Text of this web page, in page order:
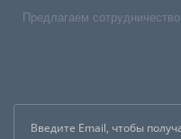
Предлагаем сотрудничество